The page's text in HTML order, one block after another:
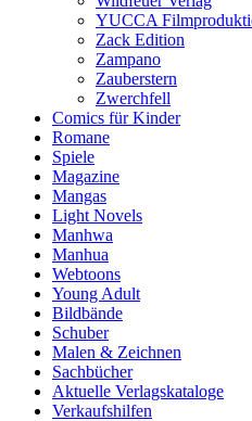
YUCCA
Zack Edition
Zampano
Zauberstern
Zwerchfell
Comics für Kinder
Romane
Spiele
Magazine
Mangas
Light Novels
Manhwa
Manhua
Webtoons
Young Adult
Bildbände
Schuber
Malen & Zeichnen
Sachbücher
Aktuelle Verlagskataloge
Verkaufshilfen